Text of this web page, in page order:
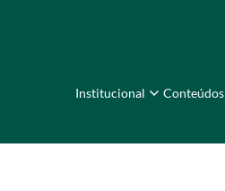
Institucional Conteúdos